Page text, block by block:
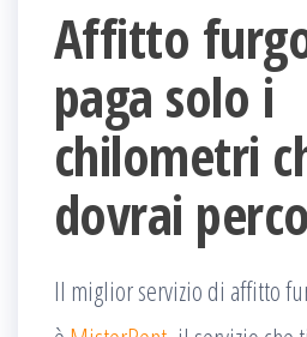
Affitto
paga solo i
chilometri
dovrai
Il miglior servizio di affitto